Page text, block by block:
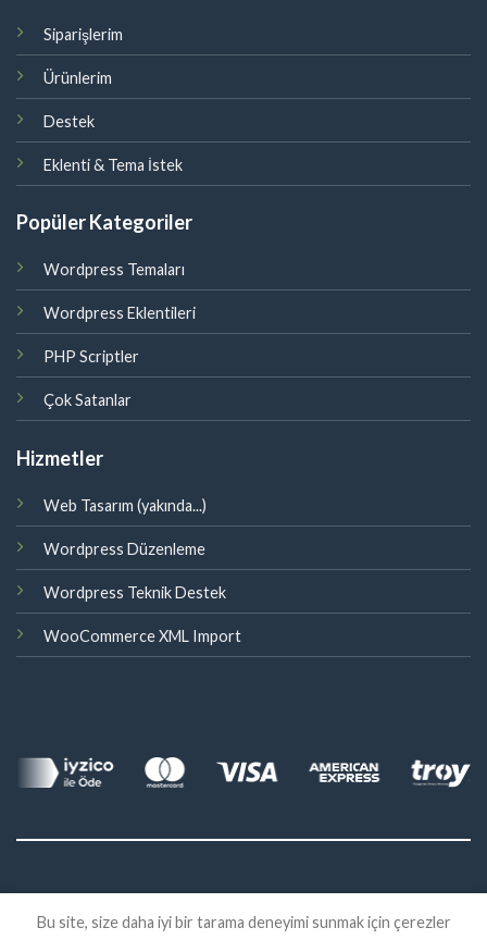
Siparişlerim
Ürünlerim
Destek
Eklenti & Tema İstek
Popüler Kategoriler
Wordpress Temaları
Wordpress Eklentileri
PHP Scriptler
Çok Satanlar
Hizmetler
Web Tasarım (yakında...)
Wordpress Düzenleme
Wordpress Teknik Destek
WooCommerce XML Import
2026 Eklenti Market
Bu site, size daha iyi bir tarama deneyimi sunmak için çerezler